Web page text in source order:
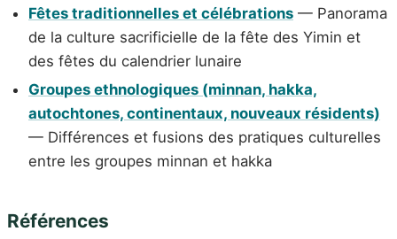
Fêtes traditionnelles et célébrations — Panorama
de la culture sacrificielle de la fête des Yimin et
des fêtes du calendrier lunaire
Groupes ethnologiques (minnan, hakka,
autochtones, continentaux, nouveaux résidents)
— Différences et fusions des pratiques culturelles
entre les groupes minnan et hakka
Références